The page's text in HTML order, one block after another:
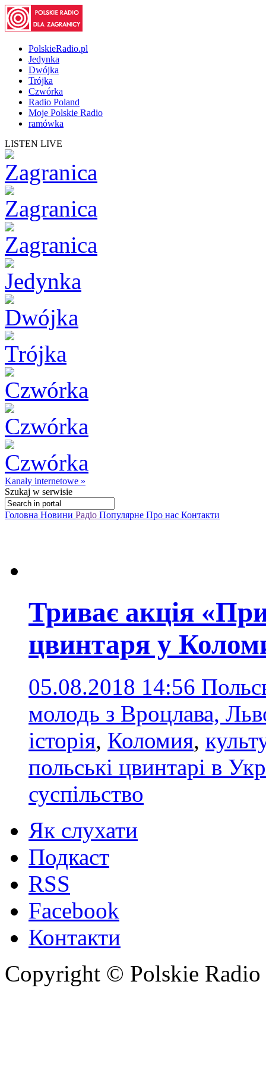
PolskieRadio.pl
Jedynka
Dwójka
Trójka
Czwórka
Radio Poland
Moje Polskie Radio
ramówka
LISTEN LIVE
Kanały internetowe »
Szukaj w serwisie
Головна Новини Радіо Популярне Про нас Контакти
Триває акція
цвинтаря у
05.08.2018 14:56
молодь з Вроцлава,
історія, Коломия,
польські цвинтарі в
суспільство
Як слухати
Подкаст
RSS
Facebook
Контакти
Copyright © Polskie